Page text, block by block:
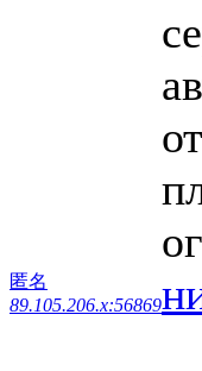
匿名
89.105.206.x:56869